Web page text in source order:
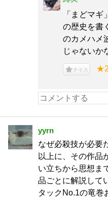
「まどマ
の歴史を書
のカメハメ
じゃないか
ナイス ★2
yyrn
なぜ必殺技が必要
以上に、その作品
い立ちから思想ま
品ごとに解説して
タックNo.1の竜巻